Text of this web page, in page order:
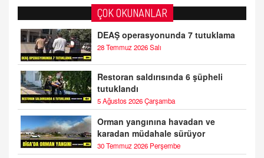
ÇOK OKUNANLAR
DEAŞ operasyonunda 7 tutuklama
28 Temmuz 2026 Salı
Restoran saldırısında 6 şüpheli
tutuklandı
5 Ağustos 2026 Çarşamba
Orman yangınına havadan ve
karadan müdahale sürüyor
30 Temmuz 2026 Perşembe